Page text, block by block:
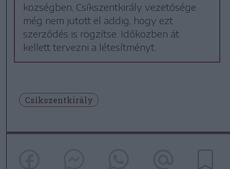
községben, Csíkszentkirály vezetősége
még nem jutott el addig, hogy ezt
szerződés is rögzítse. Időközben át
kellett tervezni a létesítményt.
Csíkszentkirály